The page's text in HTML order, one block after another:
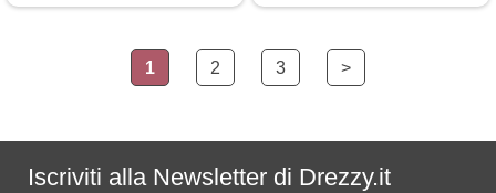
1 2 3 >
Iscriviti alla Newsletter di Drezzy.it